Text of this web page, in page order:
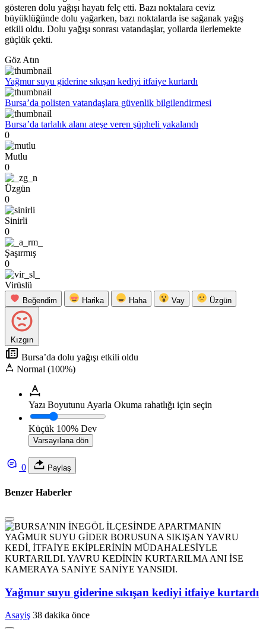
gösteren dolu yağışı hayatı felç etti. Bazı noktalara ceviz
büyüklüğünde dolu yağarken, bazı noktalarda ise sağanak yağış
etkili oldu. Dolu yağışı sonrası vatandaşlar, yollarda ilerlemekte
güçlük çekti.
Göz Atın
Yağmur suyu giderine sıkışan kediyi itfaiye kurtardı
Bursa’da polisten vatandaşlara güvenlik bilgilendirmesi
Bursa’da tarlalık alanı ateşe veren şüpheli yakalandı
0
Mutlu
0
Üzgün
0
Sinirli
0
Şaşırmış
0
Virüslü
Beğendim Harika Haha Vay Üzgün
Kızgın
Bursa’da dolu yağışı etkili oldu
Normal (100%)
Yazı Boyutunu Ayarla Okuma rahatlığı için seçin
Küçük 100% Dev
Varsayılana dön
0 Paylaş
Benzer Haberler
Yağmur suyu giderine sıkışan kediyi itfaiye kurtardı
Asayiş 38 dakika önce